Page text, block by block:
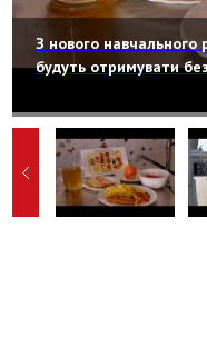
З нового навчального
будуть отримувати